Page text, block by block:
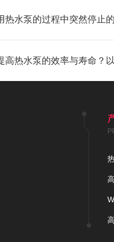
热水泵的过程中突然停止
高热水泵的效率与寿命？